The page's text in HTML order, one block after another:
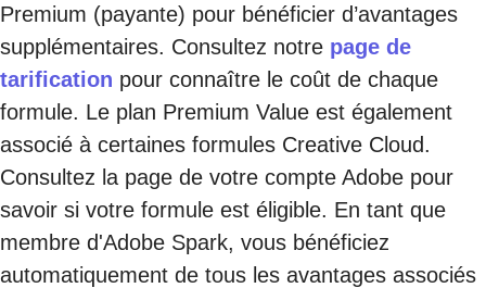
Premium (payante) pour bénéficier d’avantages
supplémentaires. Consultez notre page de
tarification pour connaître le coût de chaque
formule. Le plan Premium Value est également
associé à certaines formules Creative Cloud.
Consultez la page de votre compte Adobe pour
savoir si votre formule est éligible. En tant que
membre d'Adobe Spark, vous bénéficiez
automatiquement de tous les avantages associés